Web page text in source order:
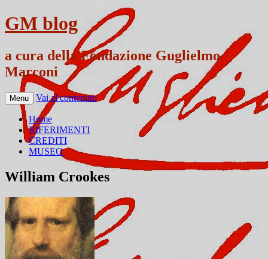
GM blog
a cura della Fondazione Guglielmo
Marconi
Menu Vai al contenuto
Home
RIFERIMENTI
CREDITI
MUSEO
William Crookes